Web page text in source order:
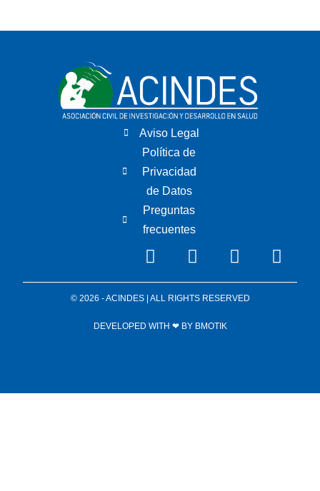
Aviso Legal
Política de
Privacidad
de Datos
Preguntas
frecuentes
© 2026 - ACINDES | ALL RIGHTS RESERVED
DEVELOPED WITH ❤ BY BMOTIK